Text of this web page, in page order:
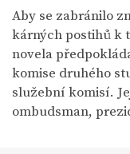
Aby se zabránilo
kárných postihů k
novela
komise druhého
služební komisí.
ombudsman,